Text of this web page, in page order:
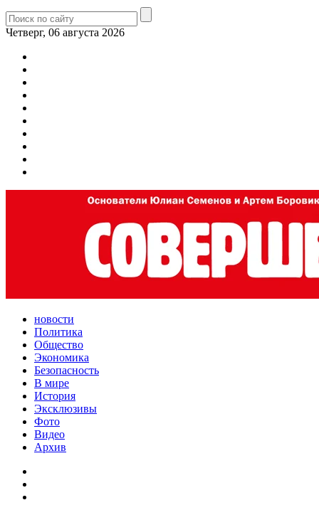
Четверг, 06 августа 2026
новости
Политика
Общество
Экономика
Безопасность
В мире
История
Эксклюзивы
Фото
Видео
Архив